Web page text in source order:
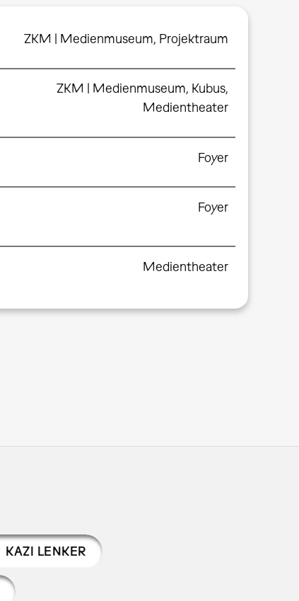
ZKM | Medienmuseum, Projektraum
ZKM | Medienmuseum, Kubus,
Medientheater
Foyer
Foyer
Medientheater
KAZI LENKER